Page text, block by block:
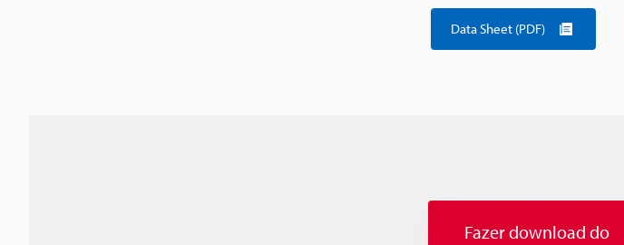
Data Sheet (PDF)
Fazer download do